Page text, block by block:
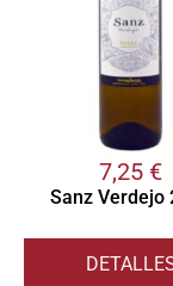
7,25 €
Sanz Verdejo